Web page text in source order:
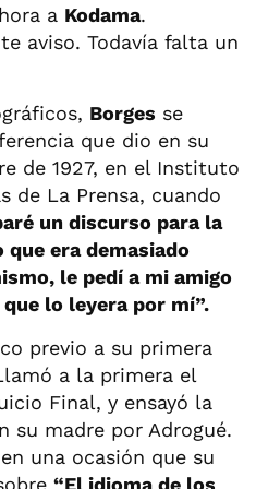
a Kodama.
aviso. Todavía falta un
Borges se
que dio en su
de 1927, en el Instituto
de La Prensa, cuando
un discurso para la
que era demasiado
le pedí a mi amigo
lo leyera por mí”.
previo a su primera
a la primera el
Final, y ensayó la
su madre por Adrogué.
una ocasión que su
“El idioma de los